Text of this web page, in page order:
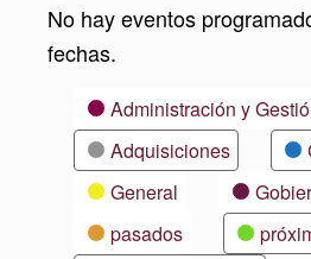
No hay eventos
fechas.
CategoríasAdministración y
Adquisiciones
General
pasados